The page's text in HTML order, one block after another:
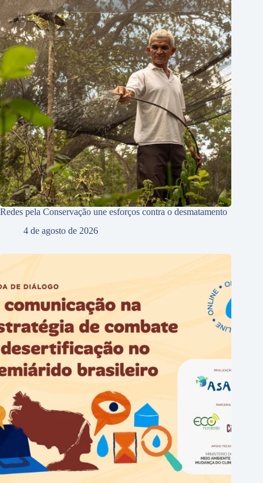
Redes pela Conservação une esforços contra o desmatamento
4 de agosto de 2026